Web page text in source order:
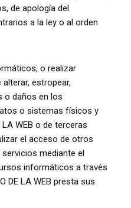
de apología del
a la ley o al orden
o realizar
estropear,
o daños en los
o sistemas físicos y
LA WEB o de terceras
el acceso de otros
mediante el
informáticos a través
DE LA WEB presta sus